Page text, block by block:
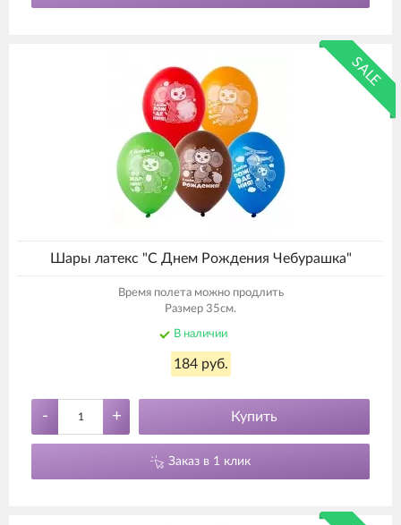
SALE
Шары латекс "С Днем Рождения Чебурашка"
Время полета можно продлить
Размер 35см.
В наличии
184 руб.
- + Купить
Заказ в 1 клик